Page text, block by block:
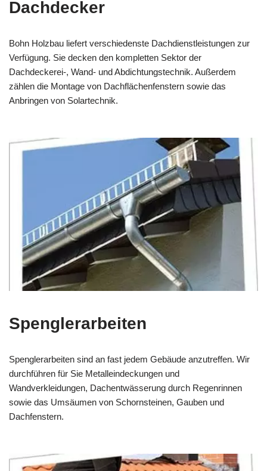
Dachdecker
Bohn Holzbau liefert verschiedenste Dachdienstleistungen zur
Verfügung. Sie decken den kompletten Sektor der
Dachdeckerei-, Wand- und Abdichtungstechnik. Außerdem
zählen die Montage von Dachflächenfenstern sowie das
Anbringen von Solartechnik.
Spenglerarbeiten
Spenglerarbeiten sind an fast jedem Gebäude anzutreffen. Wir
durchführen für Sie Metalleindeckungen und
Wandverkleidungen, Dachentwässerung durch Regenrinnen
sowie das Umsäumen von Schornsteinen, Gauben und
Dachfenstern.